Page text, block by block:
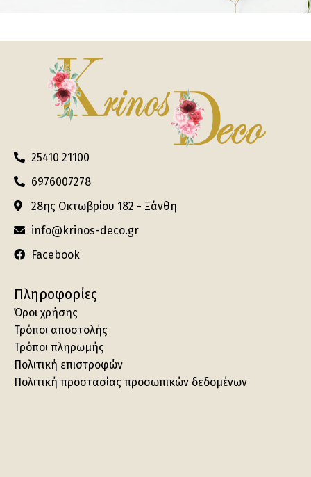
25410 21100
6976007278
28ης Οκτωβρίου 182 - Ξάνθη
info@krinos-deco.gr
Facebook
Πληροφορίες
Όροι χρήσης
Τρόποι αποστολής
Τρόποι πληρωμής
Πολιτική επιστροφών
Πολιτική προστασίας προσωπικών δεδομένων